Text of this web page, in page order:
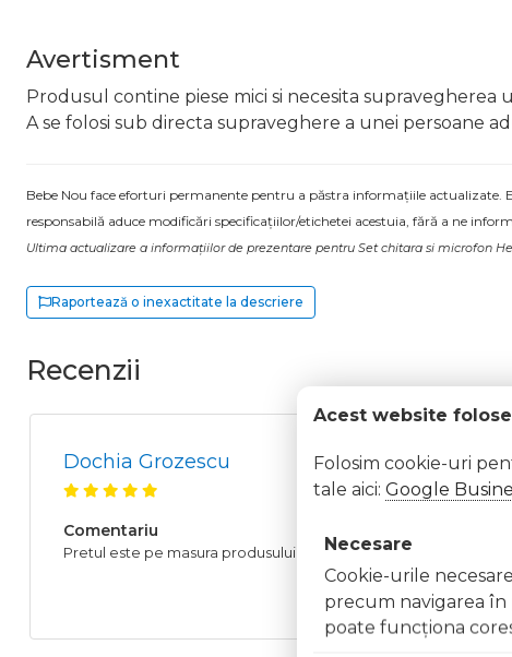
Avertisment
Produsul contine piese mici si necesita supravegherea
A se folosi sub directa supraveghere a unei persoane
Bebe Nou face eforturi permanente pentru a păstra informațiile
responsabilă aduce modificări specificațiilor/etichetei acestuia, fără a ne
Ultima actualizare a informațiilor de prezentare pentru Set chitara si microfon
Raportează o inexactitate la descriere
Recenzii
Dochia Grozescu
Comentariu
Pretul este pe masura produsului. Isi merita banii, am fost un pic
Acest website
Folosim cookie-uri
tale aici: Google
Necesare
Cookie-urile
precum navigarea în
poate funcţiona